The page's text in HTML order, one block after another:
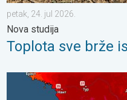
petak, 24. jul 2026.
Nova studija
Toplota sve brže
Veliki šumski požari,